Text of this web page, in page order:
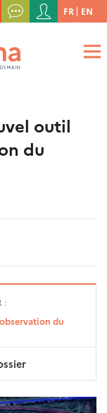
Menu
du
compte
de
FR EN
outil
du
:
du